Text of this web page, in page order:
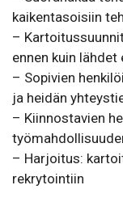
kaikentasoisiin
–
ennen kuin
– Sopivien
ja heidän
– Kiinnostavien
– Harjoitus:
rekrytointiin